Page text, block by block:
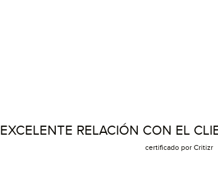
EXCELENTE RELACIÓN CON EL
certificado por Critizr